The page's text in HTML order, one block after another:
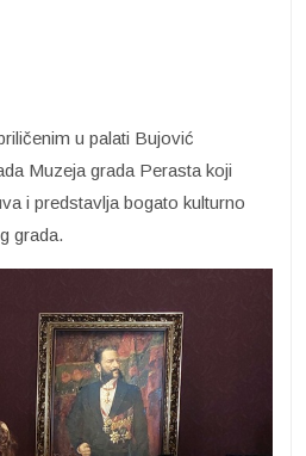
u palati Bujović
Muzeja grada Perasta koji
i predstavlja bogato kulturno
grada.